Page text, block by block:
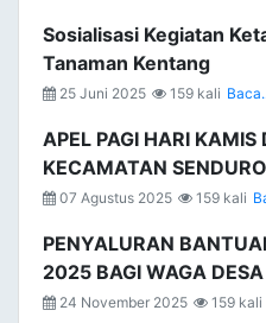
Sosialisasi Kegiatan
Tanaman Kentang
25 Juni 2025 159 kali
APEL PAGI HARI
KECAMATAN SENDURO
07 Agustus 2025 159 kali
PENYALURAN
2025 BAGI WAGA
24 November 2025 159 kali